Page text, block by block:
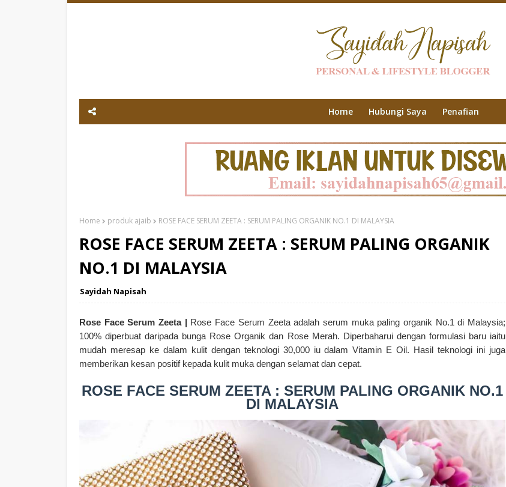
Home Hubungi Saya Penafian
Home produk ajaib ROSE FACE SERUM ZEETA : SERUM PALING ORGANIK NO.1 DI MALAYSIA
ROSE FACE SERUM ZEETA : SERUM PALING ORGANIK
NO.1 DI MALAYSIA
Sayidah Napisah
Rose Face Serum Zeeta | Rose Face Serum Zeeta adalah serum muka paling organik No.1 di Malaysia;
100% diperbuat daripada bunga Rose Organik dan Rose Merah. Diperbaharui dengan formulasi baru iaitu
mudah meresap ke dalam kulit dengan teknologi 30,000 iu dalam Vitamin E Oil. Hasil teknologi ini juga
memberikan kesan positif kepada kulit muka dengan selamat dan cepat.
ROSE FACE SERUM ZEETA : SERUM PALING ORGANIK NO.1
DI MALAYSIA